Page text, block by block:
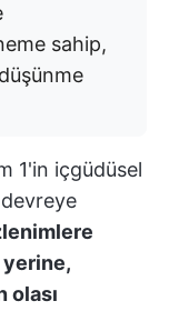
sahip,
1'in içgüdüsel
yerine,
olası